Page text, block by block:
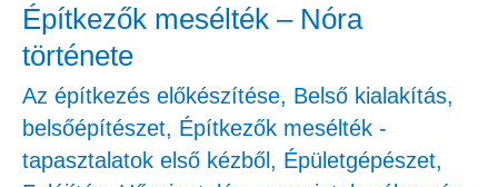
Építkezők mesélték – Nóra
története
Az építkezés előkészítése, Belső kialakítás,
belsőépítészet, Építkezők mesélték -
tapasztalatok első kézből , Épületgépészet,